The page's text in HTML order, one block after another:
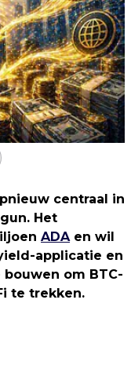
centraal in
Het
ADAen wil
applicatie en
om BTC-
te trekken.